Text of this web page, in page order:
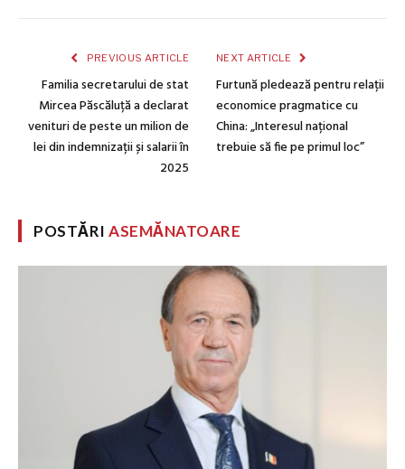
PREVIOUS ARTICLE
Familia secretarului de stat
Mircea Păscăluță a declarat
venituri de peste un milion de
lei din indemnizații și salarii în
2025
NEXT ARTICLE
Furtună pledează pentru relații
economice pragmatice cu
China: „Interesul național
trebuie să fie pe primul loc”
POSTĂRIASEMĂNATOARE